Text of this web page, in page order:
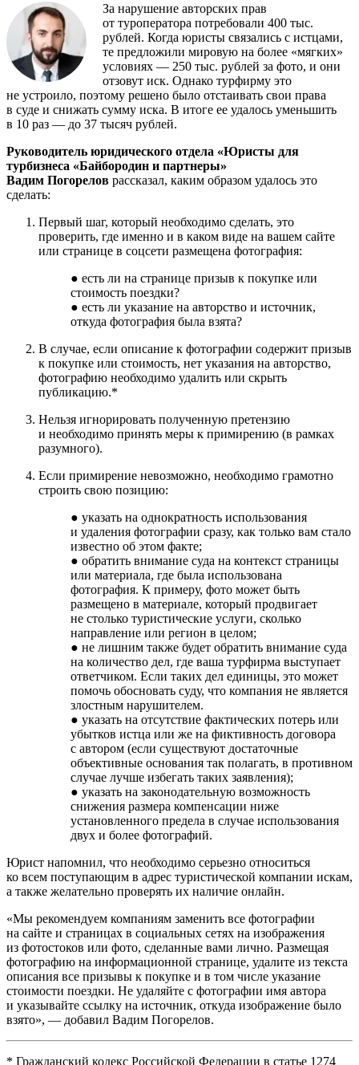
За нарушение авторских прав
от туроператора потребовали 400 тыс.
рублей. Когда юристы связались с истцами,
те предложили мировую на более «мягких»
условиях — 250 тыс. рублей за фото, и они
отзовут иск. Однако турфирму это
не устроило, поэтому решено было отстаивать свои права
в суде и снижать сумму иска. В итоге ее удалось уменьшить
в 10 раз — до 37 тысяч рублей.
Руководитель юридического отдела «Юристы для
турбизнеса «Байбородин и партнеры»
Вадим Погорелов рассказал, каким образом удалось это
сделать:
Первый шаг, который необходимо сделать, это
проверить, где именно и в каком виде на вашем сайте
или странице в соцсети размещена фотография:
● есть ли на странице призыв к покупке или
стоимость поездки?
● есть ли указание на авторство и источник,
откуда фотография была взята?
В случае, если описание к фотографии содержит призыв
к покупке или стоимость, нет указания на авторство,
фотографию необходимо удалить или скрыть
публикацию.*
Нельзя игнорировать полученную претензию
и необходимо принять меры к примирению (в рамках
разумного).
Если примирение невозможно, необходимо грамотно
строить свою позицию:
● указать на однократность использования
и удаления фотографии сразу, как только вам стало
известно об этом факте;
● обратить внимание суда на контекст страницы
или материала, где была использована
фотография. К примеру, фото может быть
размещено в материале, который продвигает
не столько туристические услуги, сколько
направление или регион в целом;
● не лишним также будет обратить внимание суда
на количество дел, где ваша турфирма выступает
ответчиком. Если таких дел единицы, это может
помочь обосновать суду, что компания не является
злостным нарушителем.
● указать на отсутствие фактических потерь или
убытков истца или же на фиктивность договора
с автором (если существуют достаточные
объективные основания так полагать, в противном
случае лучше избегать таких заявления);
● указать на законодательную возможность
снижения размера компенсации ниже
установленного предела в случае использования
двух и более фотографий.
Юрист напомнил, что необходимо серьезно относиться
ко всем поступающим в адрес туристической компании искам,
а также желательно проверять их наличие онлайн.
«Мы рекомендуем компаниям заменить все фотографии
на сайте и страницах в социальных сетях на изображения
из фотостоков или фото, сделанные вами лично. Размещая
фотографию на информационной странице, удалите из текста
описания все призывы к покупке и в том числе указание
стоимости поездки. Не удаляйте с фотографии имя автора
и указывайте ссылку на источник, откуда изображение было
взято», — добавил Вадим Погорелов.
* Гражданский кодекс Российской Федерации в статье 1274